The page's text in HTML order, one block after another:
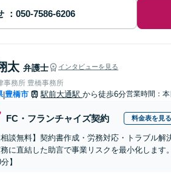
太 弁護士 インタビューを見る
事務所 豊橋事務所
|豊橋市 駅前大通駅 から徒歩6分営業時間：本
FC・フランチャイズ契約 料金表を見る
相談無料】契約書作成・労務対応・トラブル
に直結した助言で事業リスクを最小化しま
】